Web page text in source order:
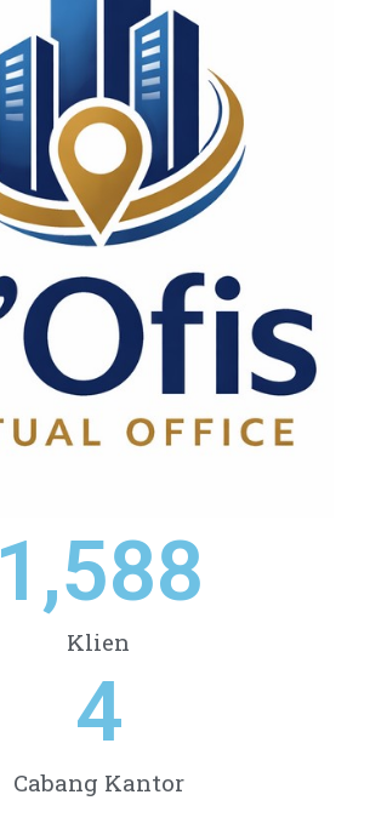
Klien
1,588
Cabang Kantor
4